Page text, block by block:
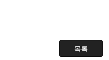
목록